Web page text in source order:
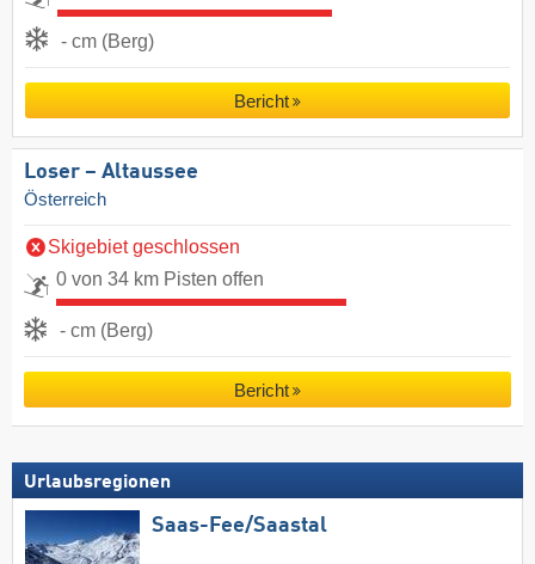
- cm (Berg)
Bericht
Loser – Altaussee
Österreich
Skigebiet geschlossen
0 von 34 km Pisten offen
- cm (Berg)
Bericht
Urlaubsregionen
Saas-Fee/​Saastal